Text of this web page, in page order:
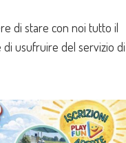
di stare con noi tutto il
usufruire del servizio di